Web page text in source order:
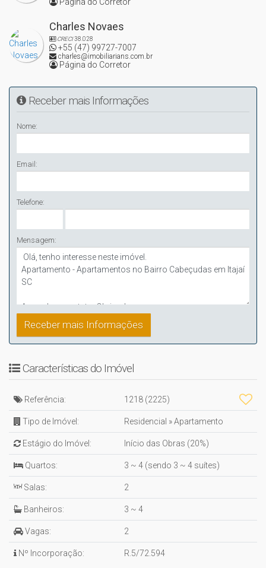
Página do Corretor
Charles Novaes
CRECI38.028
+55 (47) 99727-7007
charles@imobiliarians.com.br
Página do Corretor
Receber mais Informações
Nome:
Email:
Telefone:
Mensagem:
Características do Imóvel
Referência: 1218 (2225)
Tipo de Imóvel: Residencial »Apartamento
Estágio do Imóvel: Início das Obras (20%)
Quartos: 3 ~ 4 (sendo 3 ~ 4 suítes)
Salas: 2
Banheiros: 3 ~ 4
Vagas: 2
Nº Incorporação: R.5/72.594